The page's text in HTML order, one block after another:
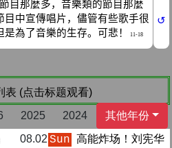
表 (点击标题观看)
2025 2024
其他年份
08.02 Sun 高能炸场！刘宪华